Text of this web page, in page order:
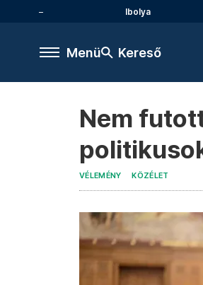
Ibolya
Menü Kereső
Nem
VÉLEMÉNY KÖZÉLET